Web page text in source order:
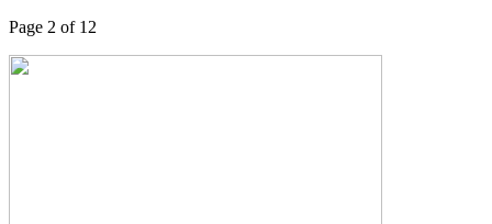
Page 2 of 12